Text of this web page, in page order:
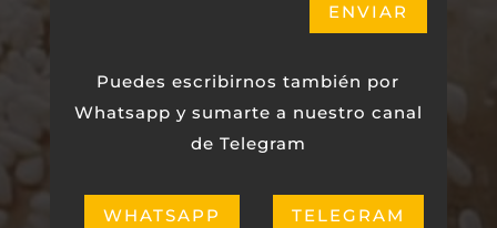
ENVIAR
Puedes escribirnos también por
Whatsapp y sumarte a nuestro canal
de Telegram
WHATSAPP TELEGRAM